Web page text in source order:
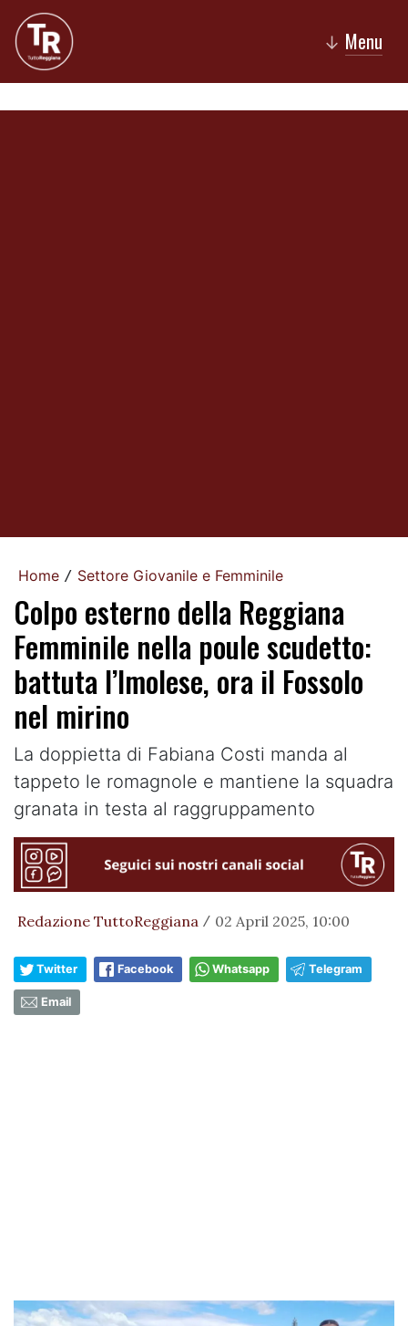
↓ Menu
Home / Settore Giovanile e Femminile
Colpo esterno della Reggiana
Femminile nella poule scudetto:
battuta l’Imolese, ora il Fossolo
nel mirino
La doppietta di Fabiana Costi manda al
tappeto le romagnole e mantiene la squadra
granata in testa al raggruppamento
Redazione TuttoReggiana / 02 April 2025, 10:00
Twitter Facebook Whatsapp Telegram
Email